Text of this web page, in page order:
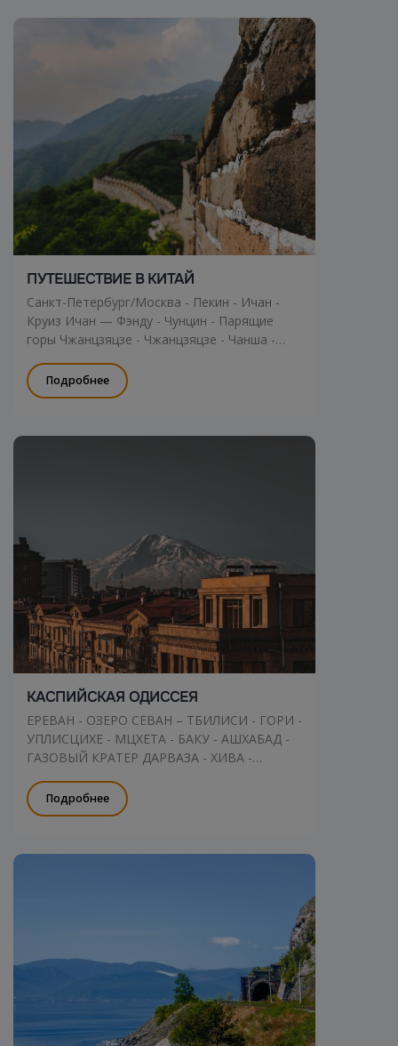
ПУТЕШЕСТВИЕ В КИТАЙ
Санкт-Петербург/Москва - Пекин - Ичан -
Круиз Ичан — Фэнду - Чунцин - Парящие
горы Чжанцзяцзе - Чжанцзяцзе - Чанша -
Подробнее
КАСПИЙСКАЯ ОДИССЕЯ
ЕРЕВАН - ОЗЕРО СЕВАН – ТБИЛИСИ - ГОРИ -
УПЛИСЦИХЕ - МЦХЕТА - БАКУ - АШХАБАД -
ГАЗОВЫЙ КРАТЕР ДАРВАЗА - ХИВА -
Подробнее